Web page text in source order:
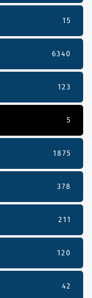
15
6340
123
5
1875
378
211
120
42